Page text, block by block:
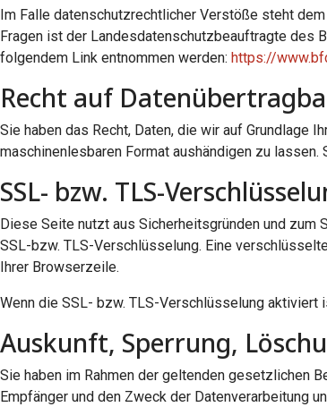
Im Falle datenschutzrechtlicher Verstöße steht
Fragen ist der Landesdatenschutzbeauftragte des
folgendem Link entnommen werden: https://
Recht auf
Sie haben das Recht, Daten, die wir auf Grundlage
maschinenlesbaren Format aushändigen zu
SSL- bzw. TLS-
Diese Seite nutzt aus Sicherheitsgründen und zum
SSL-bzw. TLS-Verschlüsselung. Eine
Ihrer Browserzeile.
Wenn die SSL- bzw. TLS-Verschlüsselung aktiviert
Auskunft, Sperrung,
Sie haben im Rahmen der geltenden gesetzlichen
Empfänger und den Zweck der Datenverarbeitung